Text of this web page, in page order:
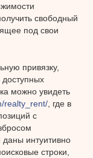
свободный
под свои
привязку,
доступных
можно увидеть
realty_rent/, где в
с
интуитивно
строки,